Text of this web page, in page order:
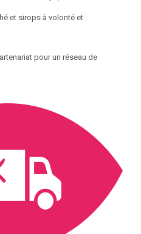
et sirops à volonté et
pour un réseau de